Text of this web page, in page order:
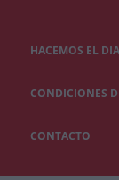
HACEMOS EL
CONDICIONES
CONTACTO